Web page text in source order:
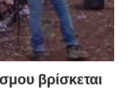
βρίσκεται